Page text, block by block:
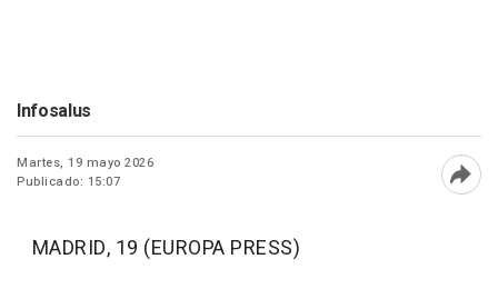
Infosalus
Martes, 19 mayo 2026
Publicado: 15:07
MADRID, 19 (EUROPA PRESS)